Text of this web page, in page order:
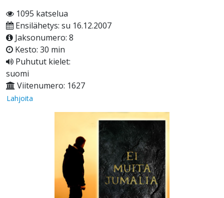
1095 katselua
Ensilähetys: su 16.12.2007
Jaksonumero: 8
Kesto: 30 min
Puhutut kielet:
suomi
Viitenumero: 1627
Lahjoita